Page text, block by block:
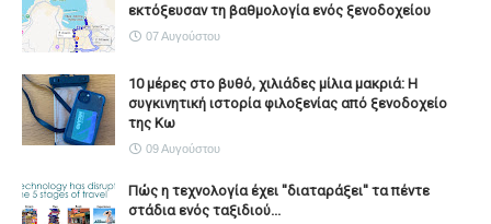
εκτόξευσαν τη βαθμολογία ενός ξενοδοχείου
07 Αυγούστου
10 μέρες στο βυθό, χιλιάδες μίλια μακριά: Η
συγκινητική ιστορία φιλοξενίας από ξενοδοχείο
της Κω
09 Αυγούστου
Πώς η τεχνολογία έχει ''διαταράξει'' τα πέντε
στάδια ενός ταξιδιού...